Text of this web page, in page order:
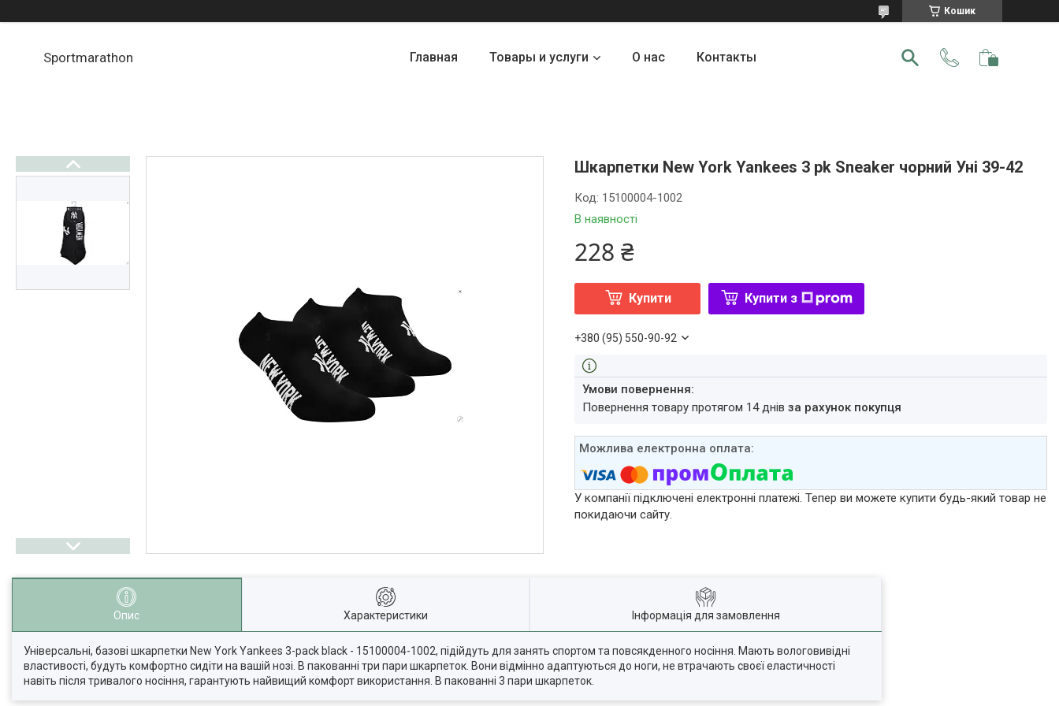
Кошик
Sportmarathon Главная Товары и услуги О нас Контакты
Шкарпетки New York Yankees 3 pk Sneaker чорний Уні 39-42
В наявності
Код: 15100004-1002
228 ₴
Купити Купити з
+380 (95) 550-90-92
повернення товару протягом 14 днівза рахунок покупця
У компанії підключені електронні платежі. Тепер ви можете купити будь-який товар не
покидаючи сайту.
Опис Характеристики Інформація для замовлення
Універсальні, базові шкарпетки New York Yankees 3-pack black - 15100004-1002, підійдуть для занять спортом та повсякденного носіння. Мають вологовивідні
властивості, будуть комфортно сидіти на вашій нозі. В пакованні три пари шкарпеток. Вони відмінно адаптуються до ноги, не втрачають своєї еластичності
навіть після тривалого носіння, гарантують найвищий комфорт використання. В пакованні 3 пари шкарпеток.